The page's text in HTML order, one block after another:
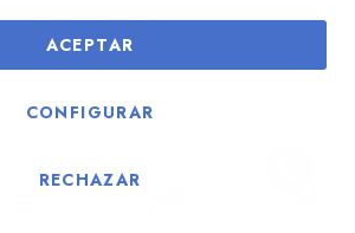
ACEPTAR
CONFIGURAR
RECHAZAR